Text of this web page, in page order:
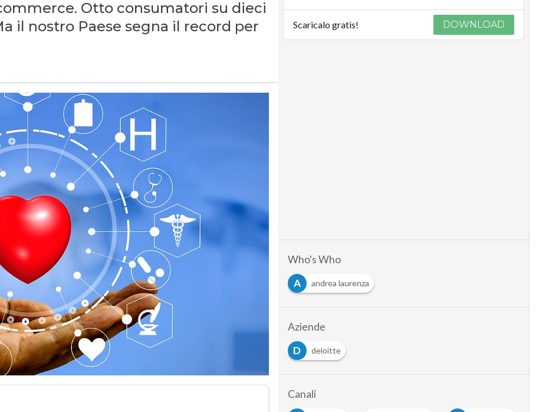
Otto consumatori su dieci
il nostro Paese segna il record per
Scaricalo gratis! DOWNLOAD
Who's Who
A
andrea laurenza
Aziende
D
deloitte
Canali